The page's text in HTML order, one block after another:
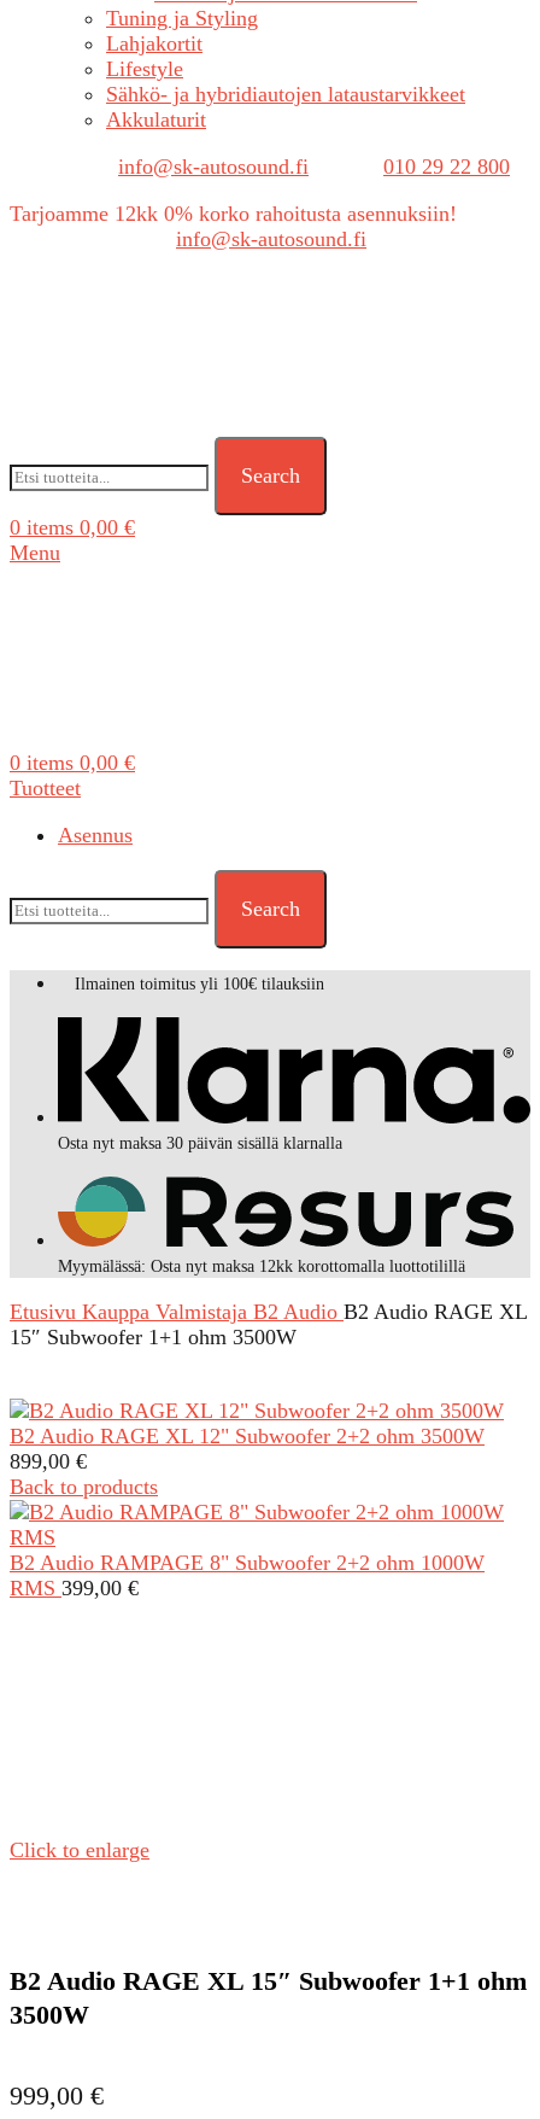
Tuning ja Styling
Lahjakortit
Lifestyle
Sähkö- ja hybridiautojen lataustarvikkeet
Akkulaturit
info@sk-autosound.fi
010 29 22 800
Tarjoamme 12kk 0% korko rahoitusta asennuksiin!
info@sk-autosound.fi
Search
0 items 0,00 €
Menu
0 items 0,00 €
Tuotteet
Asennus
Search
Ilmainen toimitus yli 100€ tilauksiin
Osta nyt maksa 30 päivän sisällä klarnalla
Myymälässä: Osta nyt maksa 12kk korottomalla luottotilillä
Etusivu Kauppa Valmistaja B2 Audio B2 Audio RAGE XL
15″ Subwoofer 1+1 ohm 3500W
B2 Audio RAGE XL 12" Subwoofer 2+2 ohm 3500W
899,00 €
Back to products
B2 Audio RAMPAGE 8" Subwoofer 2+2 ohm 1000W
RMS 399,00 €
Click to enlarge
B2 Audio RAGE XL 15″ Subwoofer 1+1 ohm
3500W
999,00 €